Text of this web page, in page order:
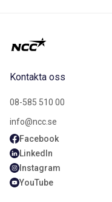
Kontakta oss
08-585 510 00
info@ncc.se
Facebook
LinkedIn
Instagram
YouTube